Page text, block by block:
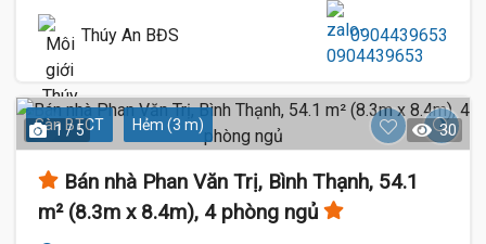
Thúy An BĐS 0904439653
Sàn BTCT Hẻm (3 m)
1 / 5 30
Bán nhà Phan Văn Trị, Bình Thạnh, 54.1
m² (8.3m x 8.4m), 4 phòng ngủ